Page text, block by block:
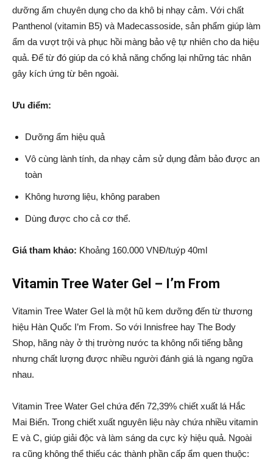
dưỡng ẩm chuyên dụng cho da khô bị nhạy cảm. Với chất
Panthenol (vitamin B5) và Madecassoside, sản phẩm giúp làm
ẩm da vượt trội và phục hồi màng bảo vệ tự nhiên cho da hiệu
quả. Để từ đó giúp da có khả năng chống lại những tác nhân
gây kích ứng từ bên ngoài.
Ưu điểm:
Dưỡng ẩm hiệu quả
Vô cùng lành tính, da nhạy cảm sử dụng đảm bảo được an
toàn
Không hương liệu, không paraben
Dùng được cho cả cơ thể.
Giá tham khảo: Khoảng 160.000 VNĐ/tuýp 40ml
Vitamin Tree Water Gel – I’m From
Vitamin Tree Water Gel là một hũ kem dưỡng đến từ thương
hiệu Hàn Quốc I’m From. So với Innisfree hay The Body
Shop, hãng này ở thị trường nước ta không nổi tiếng bằng
nhưng chất lượng được nhiều người đánh giá là ngang ngữa
nhau.
Vitamin Tree Water Gel chứa đến 72,39% chiết xuất lá Hắc
Mai Biển. Trong chiết xuất nguyên liệu này chứa nhiều vitamin
E và C, giúp giải độc và làm sáng da cực kỳ hiệu quả. Ngoài
ra cũng không thể thiếu các thành phần cấp ẩm quen thuộc: